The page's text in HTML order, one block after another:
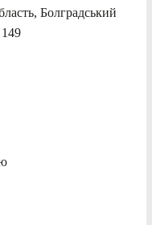
Болградський